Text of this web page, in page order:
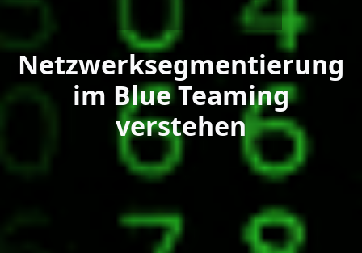
Netzwerksegmentierung
im Blue Teaming
verstehen